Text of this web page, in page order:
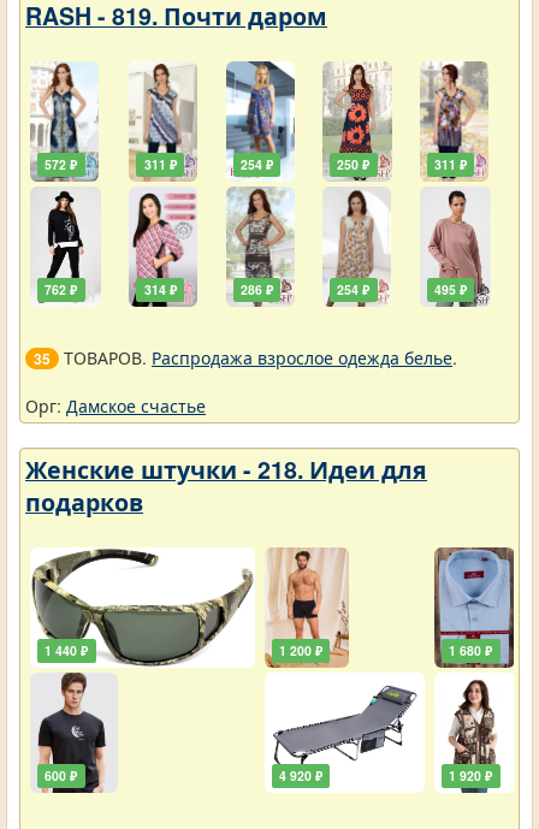
RASH - 819. Почти даром
572 ₽
762 ₽
311 ₽
314 ₽
254 ₽
286 ₽
250 ₽
254 ₽
311 ₽
495 ₽
35 ТОВАРОВ. Распродажа взрослое одежда белье.
Орг: Дамское счастье
Женские штучки - 218. Идеи для
подарков
1 440 ₽
600 ₽
1 200 ₽
4 920 ₽
1 680 ₽
1 920 ₽